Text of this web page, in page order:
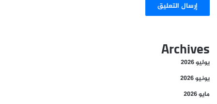
Archives
يوليو 2026
يونيو 2026
مايو 2026